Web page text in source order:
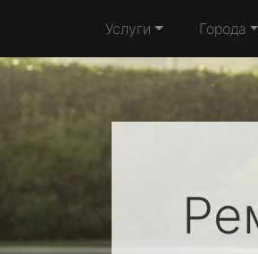
Услуги Города